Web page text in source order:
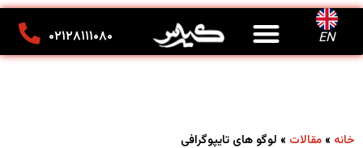
EN ۰۲۱۲۸۱۱۱۰۸۰
خانه » مقالات » لوگو های تایپوگرافی